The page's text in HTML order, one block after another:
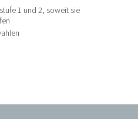
1 und 2, soweit sie